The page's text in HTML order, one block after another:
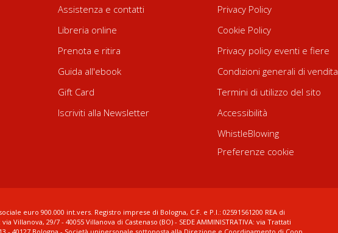
Assistenza e contatti
Libreria online
Prenota e ritira
Guida all'ebook
Gift Card
Iscriviti alla Newsletter
Privacy Policy
Cookie Policy
Privacy policy eventi e fiere
Condizioni generali di vendita
Termini di utilizzo del sito
Accessibilità
WhistleBlowing
Preferenze cookie
euro 900.000 int.vers. Registro imprese di Bologna, C.F. e P.I.: 02591561200 REA di
via Villanova, 29/7 - 40055 Villanova di Castenaso (BO) - SEDE AMMINISTRATIVA: via Trattati